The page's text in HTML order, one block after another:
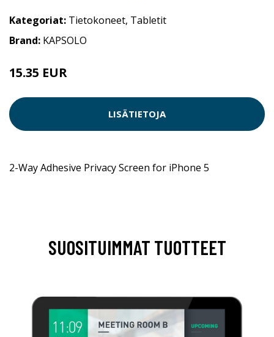
Kategoriat: Tietokoneet, Tabletit
Brand: KAPSOLO
15.35 EUR
LISÄTIETOJA
2-Way Adhesive Privacy Screen for iPhone 5
SUOSITUIMMAT TUOTTEET